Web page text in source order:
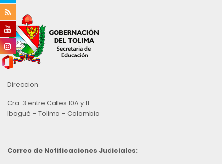
Direccion
Cra. 3 entre Calles 10A y 11
Ibagué – Tolima – Colombia
Correo de Notificaciones Judiciales: